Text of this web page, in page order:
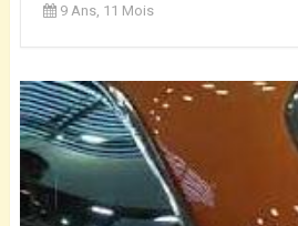
9 Ans, 11 Mois